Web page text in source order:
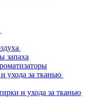
запаха
ухода за тканью
и ухода за тканью